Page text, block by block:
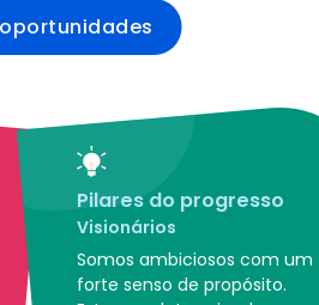
Pilares do progresso
Visionários
Somos ambiciosos com um
forte senso de propósito.